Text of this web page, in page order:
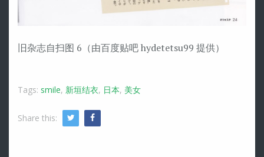
旧杂志自扫图 6（由百度贴吧 hydetetsu99 提供）
Tags: smile, 新垣结衣, 日本, 美女
Share this: Twitter